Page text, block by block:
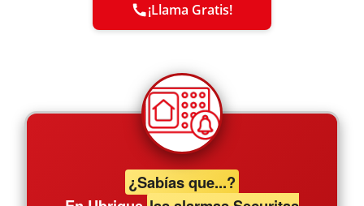
¡Llama Gratis!
¿Sabías que...?